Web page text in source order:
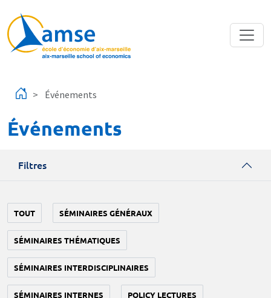
Événements
Événements
Filtres
TOUT SÉMINAIRES GÉNÉRAUX
SÉMINAIRES THÉMATIQUES
SÉMINAIRES INTERDISCIPLINAIRES
SÉMINAIRES INTERNES POLICY LECTURES